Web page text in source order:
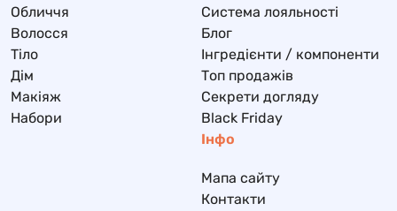
Обличчя
Волосся
Тіло
Дім
Макіяж
Набори
Система лояльності
Блог
Інгредієнти / компоненти
Топ продажів
Секрети догляду
Black Friday
Інфо
Мапа сайту
Контакти